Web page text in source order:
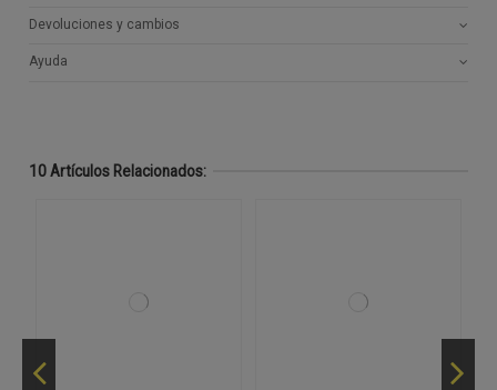
Devoluciones y cambios
Ayuda
10 Artículos Relacionados: